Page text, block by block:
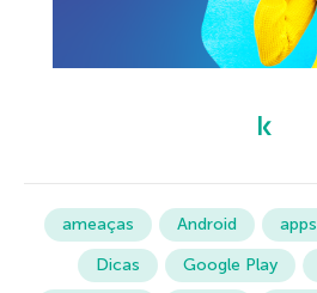
ameaças Android apps
Dicas
Google Play